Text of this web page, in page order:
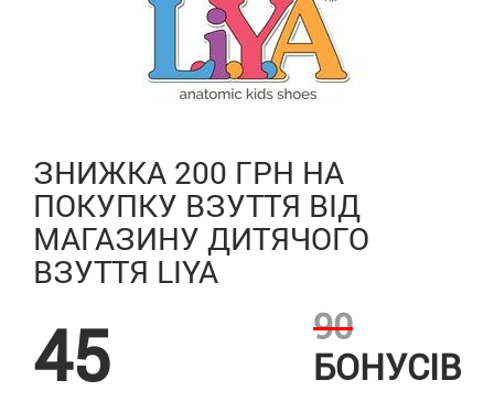
ЗНИЖКА 200 ГРН НА
ПОКУПКУ ВЗУТТЯ ВІД
МАГАЗИНУ ДИТЯЧОГО
ВЗУТТЯ LIYA
45
90
БОНУСІВ